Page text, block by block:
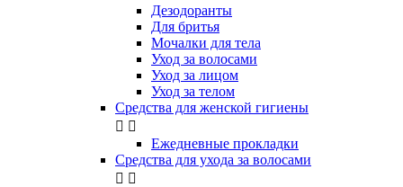
Дезодоранты
Для бритья
Мочалки для тела
Уход за волосами
Уход за лицом
Уход за телом
Средства для женской гигиены
 
Ежедневные прокладки
Средства для ухода за волосами
 